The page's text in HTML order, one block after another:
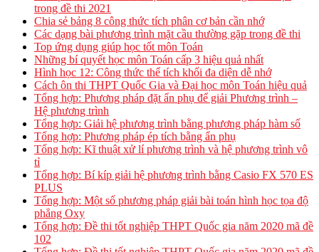
trong đề thi 2021
Chia sẻ bảng 8 công thức tích phân cơ bản cần nhớ
Các dạng bài phương trình mặt cầu thường gặp trong đề thi
Top ứng dụng giúp học tốt môn Toán
Những bí quyết học môn Toán cấp 3 hiệu quả nhất
Hình học 12: Công thức thể tích khối đa diện dễ nhớ
Cách ôn thi THPT Quốc Gia và Đại học môn Toán hiệu quả
Tổng hợp: Phương pháp đặt ẩn phụ để giải Phương trình –
Hệ phương trình
Tổng hợp: Giải hệ phương trình bằng phương pháp hàm số
Tổng hợp: Phương pháp ép tích bằng ẩn phụ
Tổng hợp: Kĩ thuật xử lí phương trình và hệ phương trình vô
tỉ
Tổng hợp: Bí kíp giải hệ phương trình bằng Casio FX 570 ES
PLUS
Tổng hợp: Một số phương pháp giải bài toán hình học tọa độ
phẳng Oxy
Tổng hợp: Đề thi tốt nghiệp THPT Quốc gia năm 2020 mã đề
102